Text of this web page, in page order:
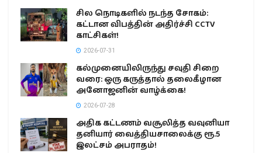
சில நொடிகளில் நடந்த சோகம்:
கட்டான விபத்தின் அதிர்ச்சி CCTV
காட்சிகள்!
2026-07-31
கல்முனையிலிருந்து சவுதி சிறை
வரை: ஒரு கருத்தால் தலைகீழான
அனோஜனின் வாழ்க்கை!
2026-07-28
அதிக கட்டணம் வசூலித்த வவுனியா
தனியார் வைத்தியசாலைக்கு ரூ.5
இலட்சம் அபராதம்!